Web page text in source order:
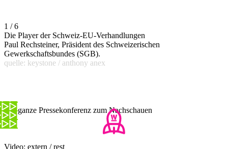
1 / 6
Die Player der Schweiz-EU-Verhandlungen
Paul Rechsteiner, Präsident des Schweizerischen
Gewerkschaftsbundes (SGB).
quelle: keystone / anthony anex
Die ganze Pressekonferenz zum Nachschauen
Video: extern / rest